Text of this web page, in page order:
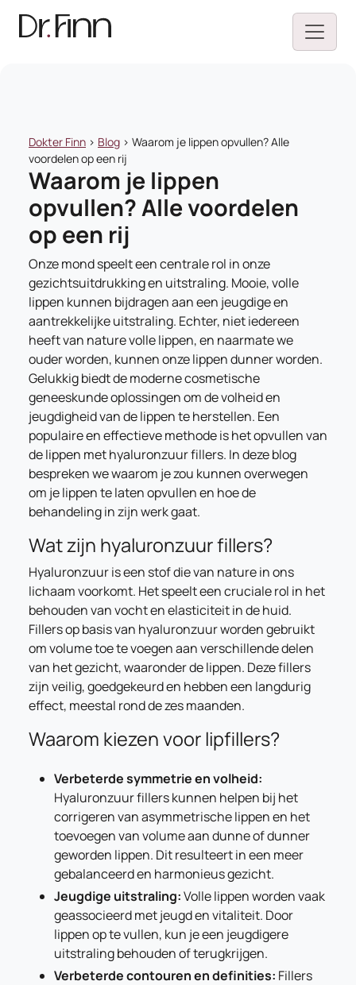
Dokter Finn > Blog > Waarom je lippen opvullen? Alle
voordelen op een rij
Waarom je lippen
opvullen? Alle voordelen
op een rij
Onze mond speelt een centrale rol in onze
gezichtsuitdrukking en uitstraling. Mooie, volle
lippen kunnen bijdragen aan een jeugdige en
aantrekkelijke uitstraling. Echter, niet iedereen
heeft van nature volle lippen, en naarmate we
ouder worden, kunnen onze lippen dunner worden.
Gelukkig biedt de moderne cosmetische
geneeskunde oplossingen om de volheid en
jeugdigheid van de lippen te herstellen. Een
populaire en effectieve methode is het opvullen van
de lippen met hyaluronzuur fillers. In deze blog
bespreken we waarom je zou kunnen overwegen
om je lippen te laten opvullen en hoe de
behandeling in zijn werk gaat.
Wat zijn hyaluronzuur fillers?
Hyaluronzuur is een stof die van nature in ons
lichaam voorkomt. Het speelt een cruciale rol in het
behouden van vocht en elasticiteit in de huid.
Fillers op basis van hyaluronzuur worden gebruikt
om volume toe te voegen aan verschillende delen
van het gezicht, waaronder de lippen. Deze fillers
zijn veilig, goedgekeurd en hebben een langdurig
effect, meestal rond de zes maanden.
Waarom kiezen voor lipfillers?
Verbeterde symmetrie en volheid:
Hyaluronzuur fillers kunnen helpen bij het
corrigeren van asymmetrische lippen en het
toevoegen van volume aan dunne of dunner
geworden lippen. Dit resulteert in een meer
gebalanceerd en harmonieus gezicht.
Jeugdige uitstraling:Volle lippen worden vaak
geassocieerd met jeugd en vitaliteit. Door
lippen op te vullen, kun je een jeugdigere
uitstraling behouden of terugkrijgen.
Verbeterde contouren en definities: Fillers